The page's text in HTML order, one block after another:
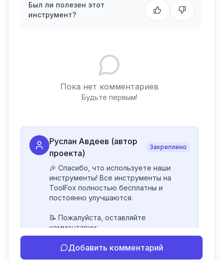
Был ли полезен этот
инструмент?
Пока нет комментариев
Будьте первым!
Руслан Авдеев (автор
проекта)
Закреплено
🎉 Спасибо, что используете наши
инструменты! Все инструменты на
ToolFox полностью бесплатны и
постоянно улучшаются.
📝 Пожалуйста, оставляйте
комментарии:
- Если инструмент работает
некорректно
Добавить комментарий